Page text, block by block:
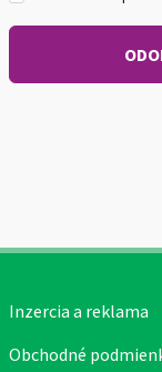
Inzercia a reklama
Obchodné